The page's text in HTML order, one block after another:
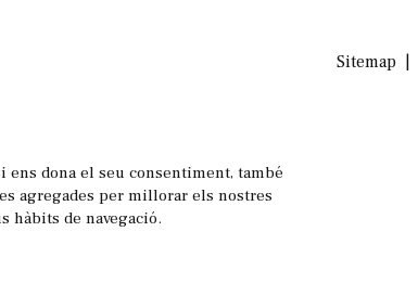
Sitemap
dona el seu consentiment, també
agregades per millorar els nostres
hàbits de navegació.